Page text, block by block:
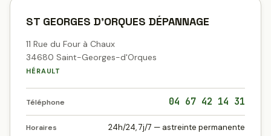
ST GEORGES D'ORQUES DÉPANNAGE
11 Rue du Four à Chaux
34680 Saint-Georges-d'Orques
HÉRAULT
Téléphone 04 67 42 14 31
Horaires 24h/24, 7j/7 — astreinte permanente